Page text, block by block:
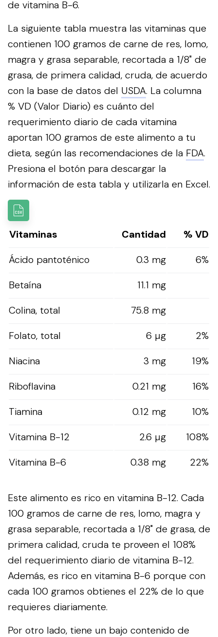
de vitamina B-6.
La siguiente tabla muestra las vitaminas que
contienen 100 gramos de carne de res, lomo,
magra y grasa separable, recortada a 1/8" de
grasa, de primera calidad, cruda, de acuerdo
con la base de datos del USDA. La columna
% VD (Valor Diario) es cuánto del
requerimiento diario de cada vitamina
aportan 100 gramos de este alimento a tu
dieta, según las recomendaciones de la FDA.
Presiona el botón para descargar la
información de esta tabla y utilizarla en Excel.
Vitaminas Cantidad
% VD
Ácido pantoténico
0.3 mg
6%
Betaína
11.1 mg
Colina, total
75.8 mg
Folato, total
6 µg
2%
Niacina
3 mg
19%
Riboflavina
0.21 mg
16%
Tiamina
0.12 mg
10%
Vitamina B-12
2.6 µg
108%
Vitamina B-6
0.38 mg 22%
Este alimento es rico en vitamina B-12. Cada
100 gramos de carne de res, lomo, magra y
grasa separable, recortada a 1/8" de grasa, de
primera calidad, cruda te proveen el 108%
del requerimiento diario de vitamina B-12.
Además, es rico en vitamina B-6 porque con
cada 100 gramos obtienes el 22% de lo que
requieres diariamente.
Por otro lado, tiene un bajo contenido de